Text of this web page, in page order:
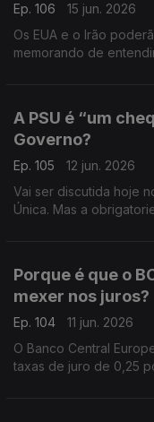
Ep. 106
15 jun. 2026
Os EUA e o Irão
memorando de
A PSU é “um
Governo?
Ep. 105
12 jun. 2026
Vai ser discutida hoje
Única. Mas a
Porque é que o
mexer nos juros?
Ep. 104
11 jun. 2026
O Banco Central
taxas de juro de 0,25